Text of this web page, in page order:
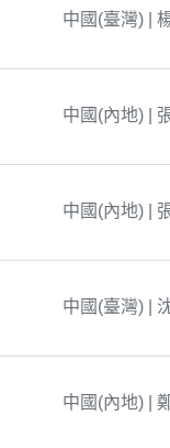
中國(臺灣) |
中國(內地) |
中國(內地) |
中國(臺灣) |
中國(內地) |